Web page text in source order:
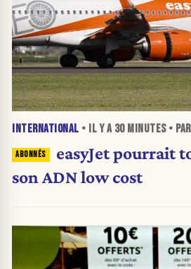
INTERNATIONAL • IL Y A 30 MINUTES•
easyJet pourrait
son ADN low cost